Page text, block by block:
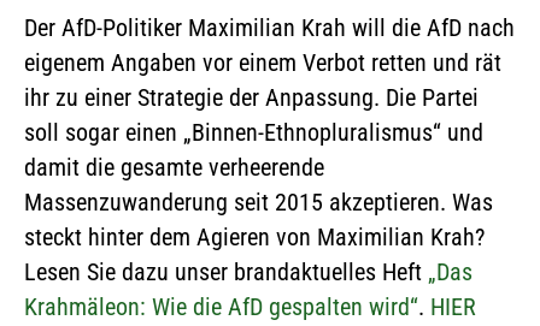
Der AfD-Politiker Maximilian Krah will die AfD nach
eigenem Angaben vor einem Verbot retten und rät
ihr zu einer Strategie der Anpassung. Die Partei
soll sogar einen „Binnen-Ethnopluralismus“ und
damit die gesamte verheerende
Massenzuwanderung seit 2015 akzeptieren. Was
steckt hinter dem Agieren von Maximilian Krah?
Lesen Sie dazu unser brandaktuelles Heft „Das
Krahmäleon: Wie die AfD gespalten wird“. HIER